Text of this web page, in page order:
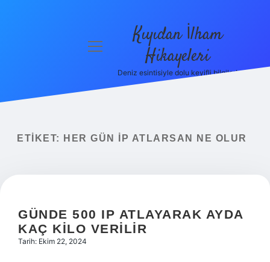
menüyü
Kıyıdan İlham
Hikayeleri
Deniz esintisiyle dolu keyifli bilgiler!
ETIKET: HER GÜN IP ATLARSAN NE OLUR
GÜNDE 500 IP ATLAYARAK AYDA
KAÇ KILO VERILIR
Tarih: Ekim 22, 2024